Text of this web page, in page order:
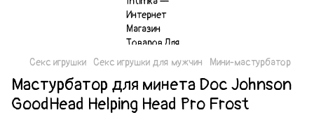
Секс игрушки Секс игрушки для мужчин Мини-мастурбатор
Мастурбатор для минета Doc Johnson
GoodHead Helping Head Pro Frost